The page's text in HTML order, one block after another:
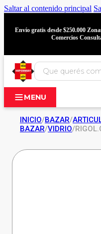
Saltar al contenido principal
Envío gratis desde $250.000
Comercios
MENU
INICIO/BAZAR/
BAZAR/VIDRIO/